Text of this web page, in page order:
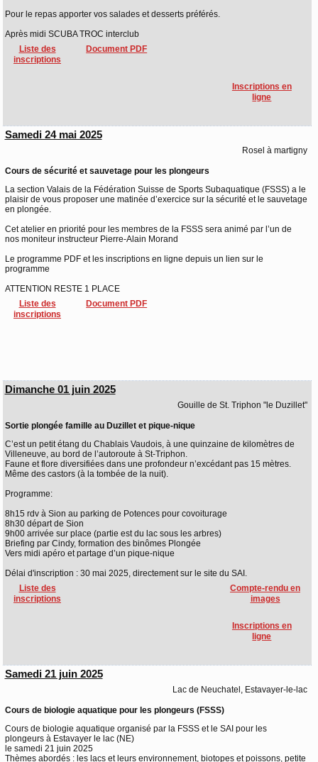
Pour le repas apporter vos salades et desserts préférés.
Après midi SCUBA TROC interclub
Liste des
inscriptions
Document PDF
Inscriptions en
ligne
Samedi 24 mai 2025
Rosel à martigny
Cours de sécurité et sauvetage pour les plongeurs
La section Valais de la Fédération Suisse de Sports Subaquatique (FSSS) a le
plaisir de vous proposer une matinée d’exercice sur la sécurité et le sauvetage
en plongée.
Cet atelier en priorité pour les membres de la FSSS sera animé par l’un de
nos moniteur instructeur Pierre-Alain Morand
Le programme PDF et les inscriptions en ligne depuis un lien sur le
programme
ATTENTION RESTE 1 PLACE
Liste des
inscriptions
Document PDF
Dimanche 01 juin 2025
Gouille de St. Triphon "le Duzillet"
Sortie plongée famille au Duzillet et pique-nique
C’est un petit étang du Chablais Vaudois, à une quinzaine de kilomètres de
Villeneuve, au bord de l’autoroute à St-Triphon.
Faune et flore diversifiées dans une profondeur n’excédant pas 15 mètres.
Même des castors (à la tombée de la nuit).
Programme:
8h15 rdv à Sion au parking de Potences pour covoiturage
8h30 départ de Sion
9h00 arrivée sur place (partie est du lac sous les arbres)
Briefing par Cindy, formation des binômes Plongée
Vers midi apéro et partage d’un pique-nique
Délai d'inscription : 30 mai 2025, directement sur le site du SAI.
Liste des
inscriptions
Compte-rendu en
images
Inscriptions en
ligne
Samedi 21 juin 2025
Lac de Neuchatel, Estavayer-le-lac
Cours de biologie aquatique pour les plongeurs (FSSS)
Cours de biologie aquatique organisé par la FSSS et le SAI pour les
plongeurs à Estavayer le lac (NE)
le samedi 21 juin 2025
Thèmes abordés : les lacs et leurs environnement, biotopes et poissons, petite